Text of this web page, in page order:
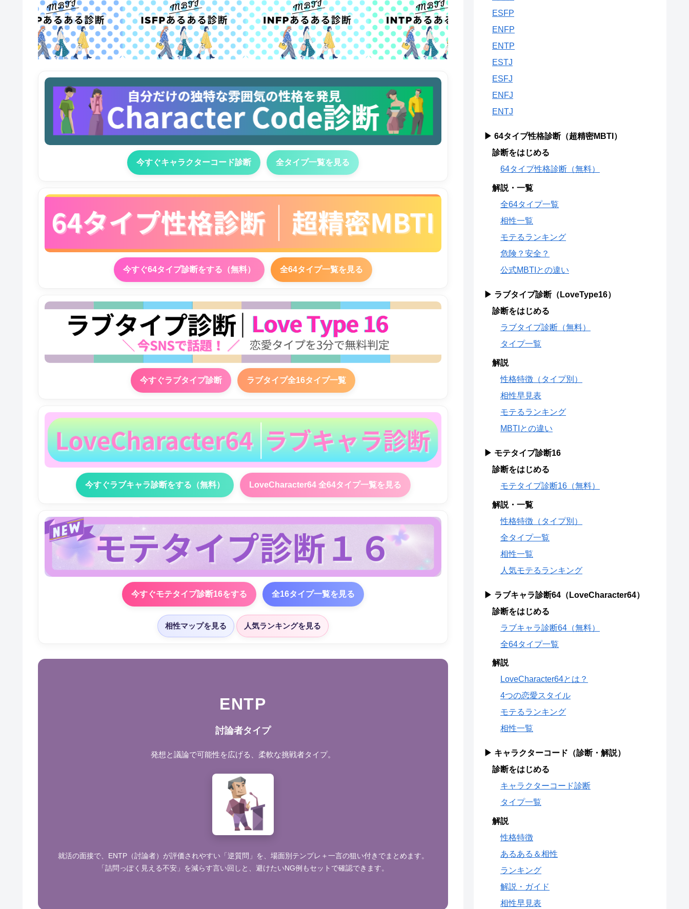
今すぐキャラクターコード診断 全タイプ一覧を見る
今すぐ64タイプ診断をする（無料） 全64タイプ一覧を見る
今すぐラブタイプ診断 ラブタイプ全16タイプ一覧
今すぐラブキャラ診断をする（無料） LoveCharacter64 全64タイプ一覧を見る
今すぐモテタイプ診断16をする 全16タイプ一覧を見る
相性マップを見る 人気ランキングを見る
ENTP
討論者タイプ
発想と議論で可能性を広げる、柔軟な挑戦者タイプ。
就活の面接で、ENTP（討論者）が評価されやすい「逆質問」を、場面別テンプレ＋一言の狙い付きでまとめます。
「詰問っぽく見える不安」を減らす言い回しと、避けたいNG例もセットで確認できます。
ESFP
ENFP
ENTP
ESTJ
ESFJ
ENFJ
ENTJ
▶ 64タイプ性格診断（超精密MBTI）
診断をはじめる
64タイプ性格診断（無料）
解説・一覧
全64タイプ一覧
相性一覧
モテるランキング
危険？安全？
公式MBTIとの違い
▶ ラブタイプ診断（LoveType16）
診断をはじめる
ラブタイプ診断（無料）
タイプ一覧
解説
性格特徴（タイプ別）
相性早見表
モテるランキング
MBTIとの違い
▶ モテタイプ診断16
診断をはじめる
モテタイプ診断16（無料）
解説・一覧
性格特徴（タイプ別）
全タイプ一覧
相性一覧
人気モテるランキング
▶ ラブキャラ診断64（LoveCharacter64）
診断をはじめる
ラブキャラ診断64（無料）
全64タイプ一覧
解説
LoveCharacter64とは？
4つの恋愛スタイル
モテるランキング
相性一覧
▶ キャラクターコード（診断・解説）
診断をはじめる
キャラクターコード診断
タイプ一覧
解説
性格特徴
あるある＆相性
ランキング
解説・ガイド
相性早見表